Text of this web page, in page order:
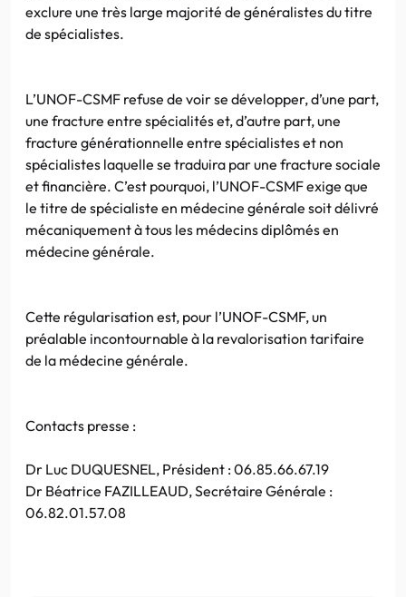
exclure une très large majorité de généralistes du titre
de spécialistes.
L’UNOF-CSMF refuse de voir se développer, d’une part,
une fracture entre spécialités et, d’autre part, une
fracture générationnelle entre spécialistes et non
spécialistes laquelle se traduira par une fracture sociale
et financière. C’est pourquoi, l’UNOF-CSMF exige que
le titre de spécialiste en médecine générale soit délivré
mécaniquement à tous les médecins diplômés en
médecine générale.
Cette régularisation est, pour l’UNOF-CSMF, un
préalable incontournable à la revalorisation tarifaire
de la médecine générale.
Contacts presse :
Dr Luc DUQUESNEL, Président : 06.85.66.67.19
Dr Béatrice FAZILLEAUD, Secrétaire Générale :
06.82.01.57.08